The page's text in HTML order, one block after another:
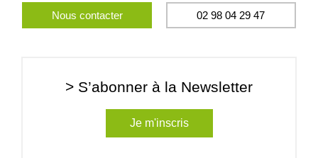
Nous contacter 02 98 04 29 47
> S’abonner à la Newsletter
Je m'inscris